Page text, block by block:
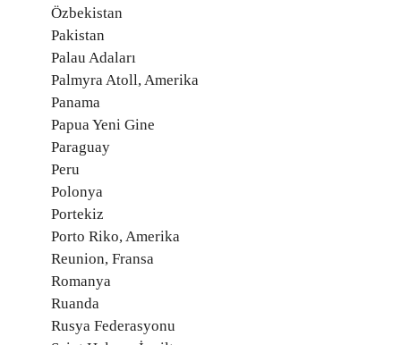
Özbekistan
Pakistan
Palau Adaları
Palmyra Atoll, Amerika
Panama
Papua Yeni Gine
Paraguay
Peru
Polonya
Portekiz
Porto Riko, Amerika
Reunion, Fransa
Romanya
Ruanda
Rusya Federasyonu